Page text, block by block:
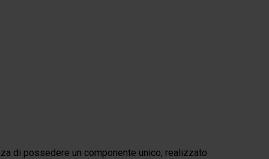
di possedere un componente unico, realizzato